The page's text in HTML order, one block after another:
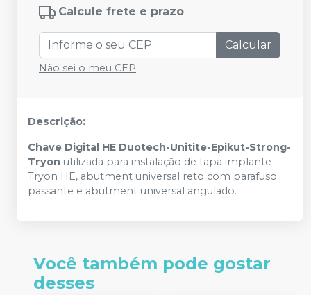
Calcule frete e prazo
Calcular
Não sei o meu CEP
Descrição:
Chave Digital HE Duotech-Unitite-Epikut-Strong-
Tryon utilizada para instalação de tapa implante
Tryon HE, abutment universal reto com parafuso
passante e abutment universal angulado.
Você também pode gostar
desses